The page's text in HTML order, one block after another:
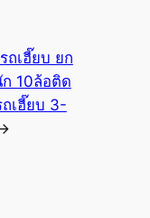
รถเฮี๊ยบ ยก
10ล้อติด
ถเฮี๊ยบ 3-